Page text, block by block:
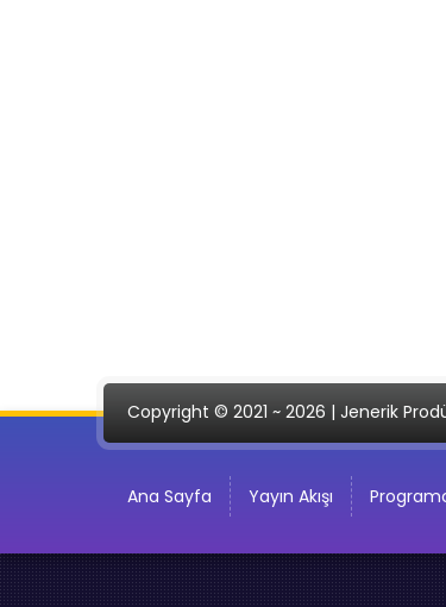
Copyright © 2021 ~ 2026 | Jenerik
Ana Sayfa Yayın Akışı